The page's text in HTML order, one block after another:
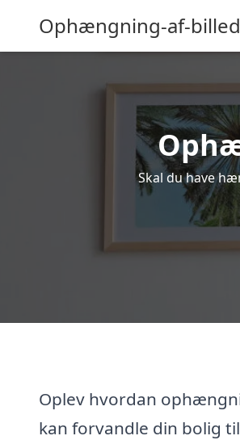
Ophængning-af-
Skal du have
Oplev hvordan
kan forvandle din bolig